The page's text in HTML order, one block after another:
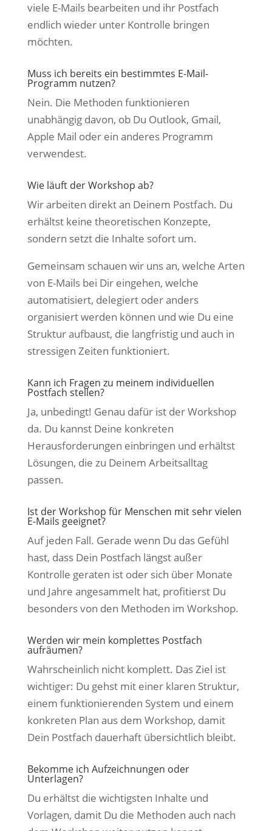
viele E-Mails bearbeiten und ihr Postfach
endlich wieder unter Kontrolle bringen
möchten.
Muss ich bereits ein bestimmtes E-Mail-
Programm nutzen?
Nein. Die Methoden funktionieren
unabhängig davon, ob Du Outlook, Gmail,
Apple Mail oder ein anderes Programm
verwendest.
Wie läuft der Workshop ab?
Wir arbeiten direkt an Deinem Postfach. Du
erhältst keine theoretischen Konzepte,
sondern setzt die Inhalte sofort um.
Gemeinsam schauen wir uns an, welche Arten
von E-Mails bei Dir eingehen, welche
automatisiert, delegiert oder anders
organisiert werden können und wie Du eine
Struktur aufbaust, die langfristig und auch in
stressigen Zeiten funktioniert.
Kann ich Fragen zu meinem individuellen
Postfach stellen?
Ja, unbedingt! Genau dafür ist der Workshop
da. Du kannst Deine konkreten
Herausforderungen einbringen und erhältst
Lösungen, die zu Deinem Arbeitsalltag
passen.
Ist der Workshop für Menschen mit sehr vielen
E-Mails geeignet?
Auf jeden Fall. Gerade wenn Du das Gefühl
hast, dass Dein Postfach längst außer
Kontrolle geraten ist oder sich über Monate
und Jahre angesammelt hat, profitierst Du
besonders von den Methoden im Workshop.
Werden wir mein komplettes Postfach
aufräumen?
Wahrscheinlich nicht komplett. Das Ziel ist
wichtiger: Du gehst mit einer klaren Struktur,
einem funktionierenden System und einem
konkreten Plan aus dem Workshop, damit
Dein Postfach dauerhaft übersichtlich bleibt.
Bekomme ich Aufzeichnungen oder
Unterlagen?
Du erhältst die wichtigsten Inhalte und
Vorlagen, damit Du die Methoden auch nach